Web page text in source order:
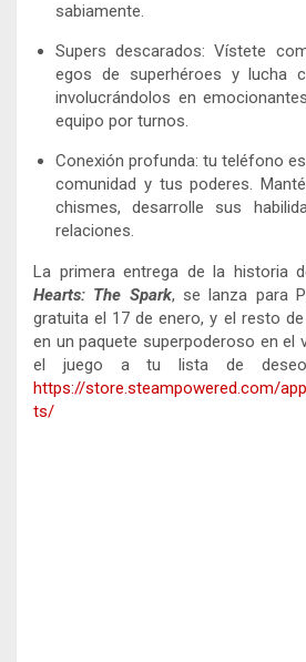
sabiamente.
Supers descarados: Vístete
egos de superhéroes y lucha
involucrándolos en
equipo por turnos.
Conexión profunda: tu teléfono
comunidad y tus poderes.
chismes, desarrolle sus
relaciones.
La primera entrega de la historia
Hearts: The Spark, se lanza para
gratuita el 17 de enero, y el resto
en un paquete superpoderoso en el
el juego a tu lista de
https://store.steampowered.com/
ts/